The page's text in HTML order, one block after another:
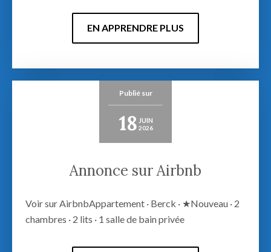
EN APPRENDRE PLUS
Publié sur
18 JUIN
2026
Annonce sur Airbnb
Voir sur AirbnbAppartement · Berck · ★Nouveau · 2
chambres · 2 lits · 1 salle de bain privée